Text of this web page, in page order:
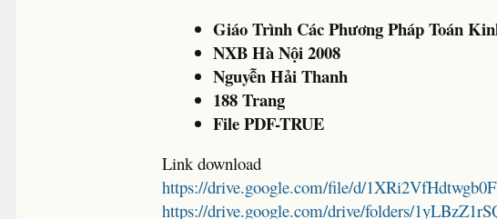
Giáo Trình Các Phương Pháp Toán
NXB Hà Nội 2008
Nguyễn Hải Thanh
188 Trang
File PDF-TRUE
Link download
https://drive.google.com/file/d/
https://drive.google.com/drive/folders/